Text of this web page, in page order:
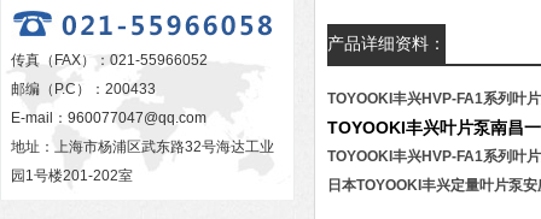
传真（FAX）：021-55966052
邮编（P.C）：200433
E-mail： 960077047@qq.com
地址：上海市杨浦区武东路32号海达工业
园1号楼201-202室
产品详细资料：
TOYOOKI丰兴HVP-FA1系列叶
TOYOOKI丰兴叶片泵南昌
TOYOOKI丰兴HVP-FA1系列叶
日本TOYOOKI丰兴定量叶片泵